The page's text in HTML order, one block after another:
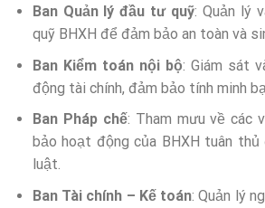
Ban Quản lý đầu tư quỹ: Quản lý
quỹ BHXH để đảm bảo an toàn và
Ban Kiểm toán nội bộ: Giám sát
động tài chính, đảm bảo tính minh
Ban Pháp chế: Tham mưu về các
bảo hoạt động của BHXH tuân thủ
luật.
Ban Tài chính – Kế toán: Quản lý